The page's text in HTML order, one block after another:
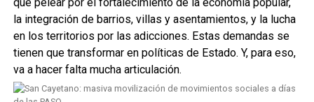
la integración de barrios, villas y asentamientos, y la lucha
en los territorios por las adicciones. Estas demandas se
tienen que transformar en políticas de Estado. Y, para eso,
va a hacer falta mucha articulación.